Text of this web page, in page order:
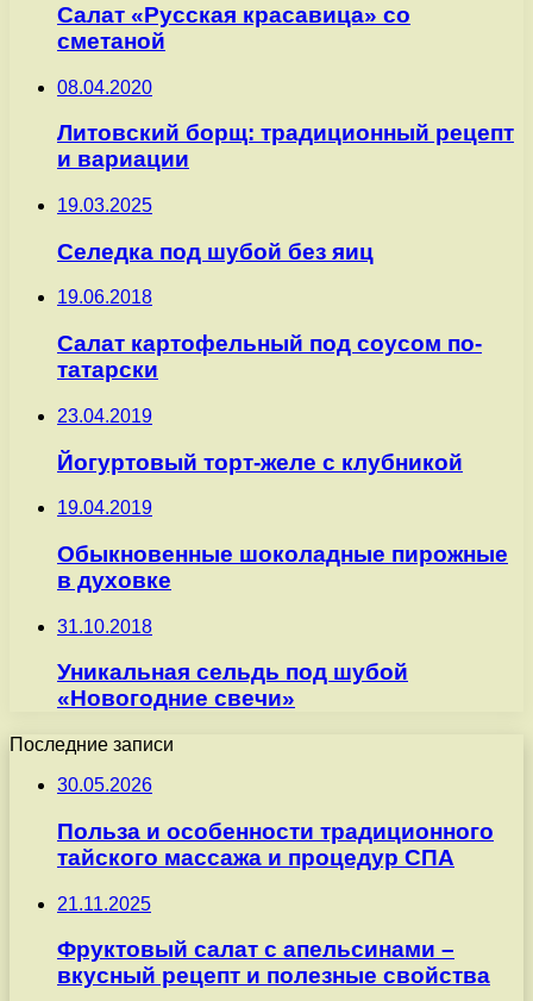
Салат «Русская красавица» со
сметаной
08.04.2020
Литовский борщ: традиционный рецепт
и вариации
19.03.2025
Селедка под шубой без яиц
19.06.2018
Салат картофельный под соусом по-
татарски
23.04.2019
Йогуртовый торт-желе с клубникой
19.04.2019
Обыкновенные шоколадные пирожные
в духовке
31.10.2018
Уникальная сельдь под шубой
«Новогодние свечи»
Последние записи
30.05.2026
Польза и особенности традиционного
тайского массажа и процедур СПА
21.11.2025
Фруктовый салат с апельсинами –
вкусный рецепт и полезные свойства